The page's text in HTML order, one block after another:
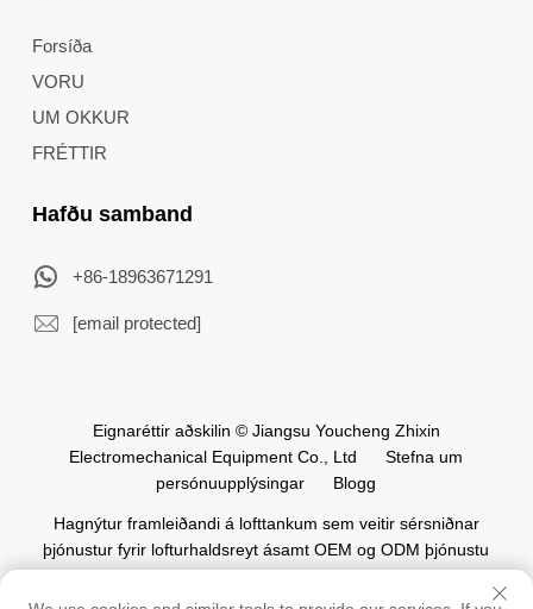
Forsíða
VORU
UM OKKUR
FRÉTTIR
Hafðu samband
+86-18963671291
[email protected]
Eignaréttir aðskilin © Jiangsu Youcheng Zhixin
Electromechanical Equipment Co., Ltd
Stefna um
persónuupplýsingar
Blogg
Hagnýtur framleiðandi á lofttankum sem veitir sérsniðnar
þjónustur fyrir lofturhaldsreyt ásamt OEM og ODM þjónustu
fyrir heimsvísindalega sjálfvirkjunarverkefni.